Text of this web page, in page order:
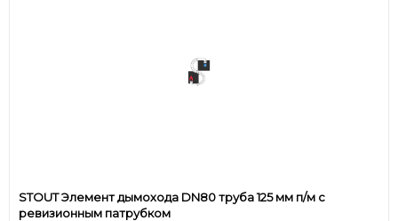
STOUT Элемент дымохода DN80 труба 125 мм п/м с
ревизионным патрубком